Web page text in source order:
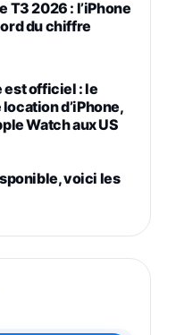
T3 2026 : l’iPhone
du chiffre
est officiel : le
d’iPhone,
Watch aux US
voici les